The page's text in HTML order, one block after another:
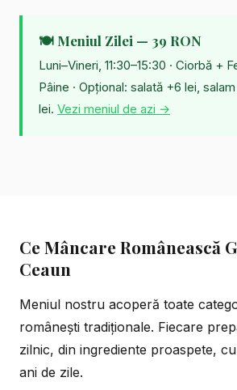
🍽️ Meniul Zilei — 39 RON
Luni–Vineri, 11:30–15:30 · Ciorbă +
Pâine · Opțional: salată +6 lei,
lei. Vezi meniul de azi →
Ce Mâncare Românească
Ceaun
Meniul nostru acoperă toate
românești tradiționale. Fiecare
zilnic, din ingrediente proaspete,
ani de zile.